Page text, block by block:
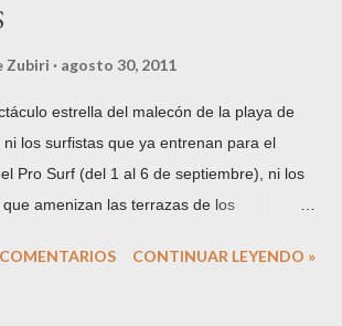
Zubiri agosto 30, 2011
estrella del malecón de la playa de
los surfistas que ya entrenan para el
Pro Surf (del 1 al 6 de septiembre), ni los
amenizan las terrazas de los
la gran atracción la constituyó el
CONTINUAR LEYENDO »